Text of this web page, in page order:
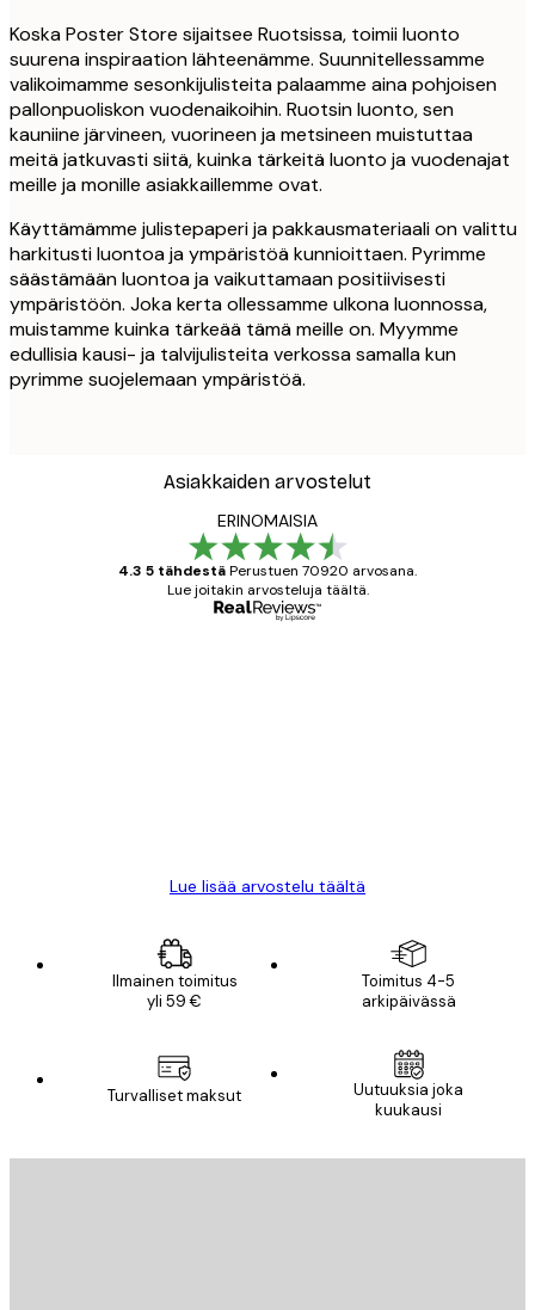
Koska Poster Store sijaitsee Ruotsissa, toimii luonto
suurena inspiraation lähteenämme. Suunnitellessamme
valikoimamme sesonkijulisteita palaamme aina pohjoisen
pallonpuoliskon vuodenaikoihin. Ruotsin luonto, sen
kauniine järvineen, vuorineen ja metsineen muistuttaa
meitä jatkuvasti siitä, kuinka tärkeitä luonto ja vuodenajat
meille ja monille asiakkaillemme ovat.
Käyttämämme julistepaperi ja pakkausmateriaali on valittu
harkitusti luontoa ja ympäristöä kunnioittaen. Pyrimme
säästämään luontoa ja vaikuttamaan positiivisesti
ympäristöön. Joka kerta ollessamme ulkona luonnossa,
muistamme kuinka tärkeää tämä meille on. Myymme
edullisia kausi- ja talvijulisteita verkossa samalla kun
pyrimme suojelemaan ympäristöä.
Asiakkaiden arvostelut
ERINOMAISIA
4.3 5 tähdestäPerustuen 70920 arvosana.
Lue joitakin arvosteluja täältä.
Lue lisää arvostelu täältä
Ilmainen toimitus
yli 59 €
Toimitus 4-5
arkipäivässä
Turvalliset maksut
Uutuuksia joka
kuukausi